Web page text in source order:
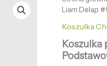
Liam Delap
Koszulka
Koszulka
Koszulka
Chelsea
Delap
#9